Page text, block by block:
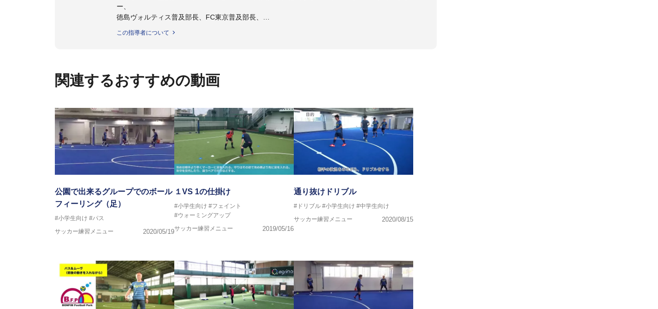
ー、
徳島ヴォルティス普及部長、FC東京普及部長、
フットサル監修：小西 鉄平
日本サッカー協会フットサルインストラクター、AFC（アジアサッカー連盟）フットサルインスト
ラクター
【資格】
JFA公認A級コーチジェネラルライセンス・JFA公認フットサルB級コーチライセンス
横山 哲久
ASV ペスカドーラ町田 監督、FC VIGORE 監督
【資格】
日本サッカー協会公認B級ライセンス・日本サッカー協会公認フットサルB級ライセンス
※全コーチボンフィンサッカースクール所属
この指導者について
関連するおすすめの動画
公園で出来るグループでのボール
フィーリング（足）
#小学生向け #パス
サッカー練習メニュー
2020/05/19
１VS 1の仕掛け
#小学生向け #フェイント
#ウォーミングアップ
サッカー練習メニュー
2019/05/16
通り抜けドリブル
#ドリブル #小学生向け #中学生向け
サッカー練習メニュー
2020/08/15